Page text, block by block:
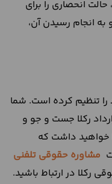
انحصاری را برای
به انجام رسیدن آن،
را تنظیم کرده است. شما
رکلا جست و جو و
خواهید داشت که
مشاوره حقوقی تلفنی
رکلا در ارتباط باشید.